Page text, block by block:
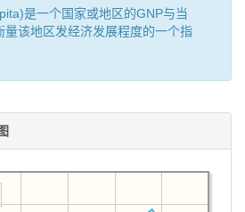
是一个国家或地区的GNP与当
量该地区发经济发展程度的一个指